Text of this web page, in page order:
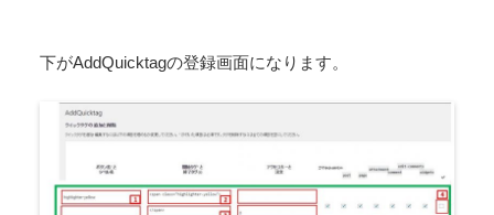
下がAddQuicktagの登録画面になります。